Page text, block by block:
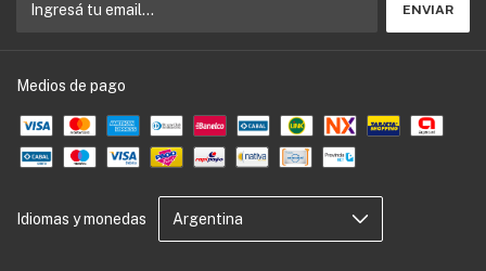
Medios de pago
Idiomas y monedas